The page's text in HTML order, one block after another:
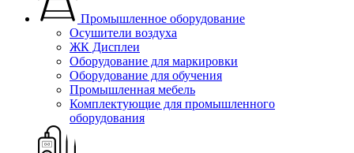
Промышленное оборудование
Осушители воздуха
ЖК Дисплеи
Оборудование для маркировки
Оборудование для обучения
Промышленная мебель
Комплектующие для промышленного
оборудования